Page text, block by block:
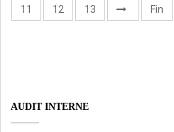
11 12 13 Fin
AUDIT INTERNE